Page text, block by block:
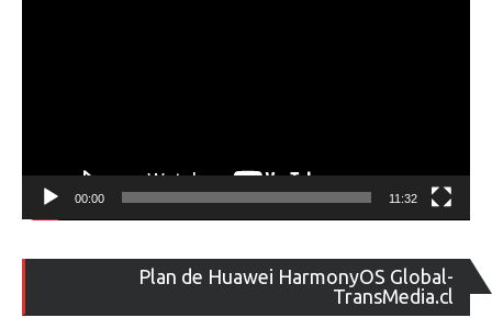
00:00 11:32
Plan de Huawei HarmonyOS Global-
TransMedia.cl
de